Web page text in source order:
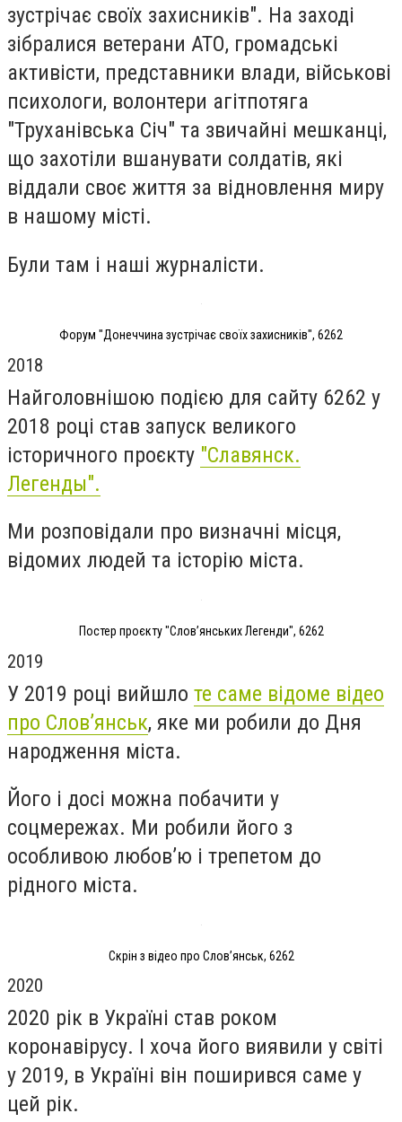
зустрічає своїх захисників". На заході
зібралися ветерани АТО, громадські
активісти, представники влади, військові
психологи, волонтери агітпотяга
"Труханівська Січ" та звичайні мешканці,
що захотіли вшанувати солдатів, які
віддали своє життя за відновлення миру
в нашому місті.
Були там і наші журналісти.
Форум "Донеччина зустрічає своїх захисників", 6262
2018
Найголовнішою подією для сайту 6262 у
2018 році став запуск великого
історичного проєкту "Славянск.
Легенды".
Ми розповідали про визначні місця,
відомих людей та історію міста.
Постер проєкту "Слов’янських Легенди", 6262
2019
У 2019 році вийшло те саме відоме відео
про Слов’янськ, яке ми робили до Дня
народження міста.
Його і досі можна побачити у
соцмережах. Ми робили його з
особливою любов’ю і трепетом до
рідного міста.
Скрін з відео про Слов’янськ, 6262
2020
2020 рік в Україні став роком
коронавірусу. І хоча його виявили у світі
у 2019, в Україні він поширився саме у
цей рік.